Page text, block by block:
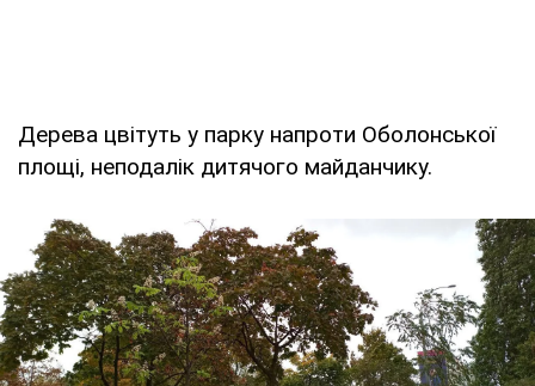
Дерева цвітуть у парку напроти Оболонської
площі, неподалік дитячого майданчику.